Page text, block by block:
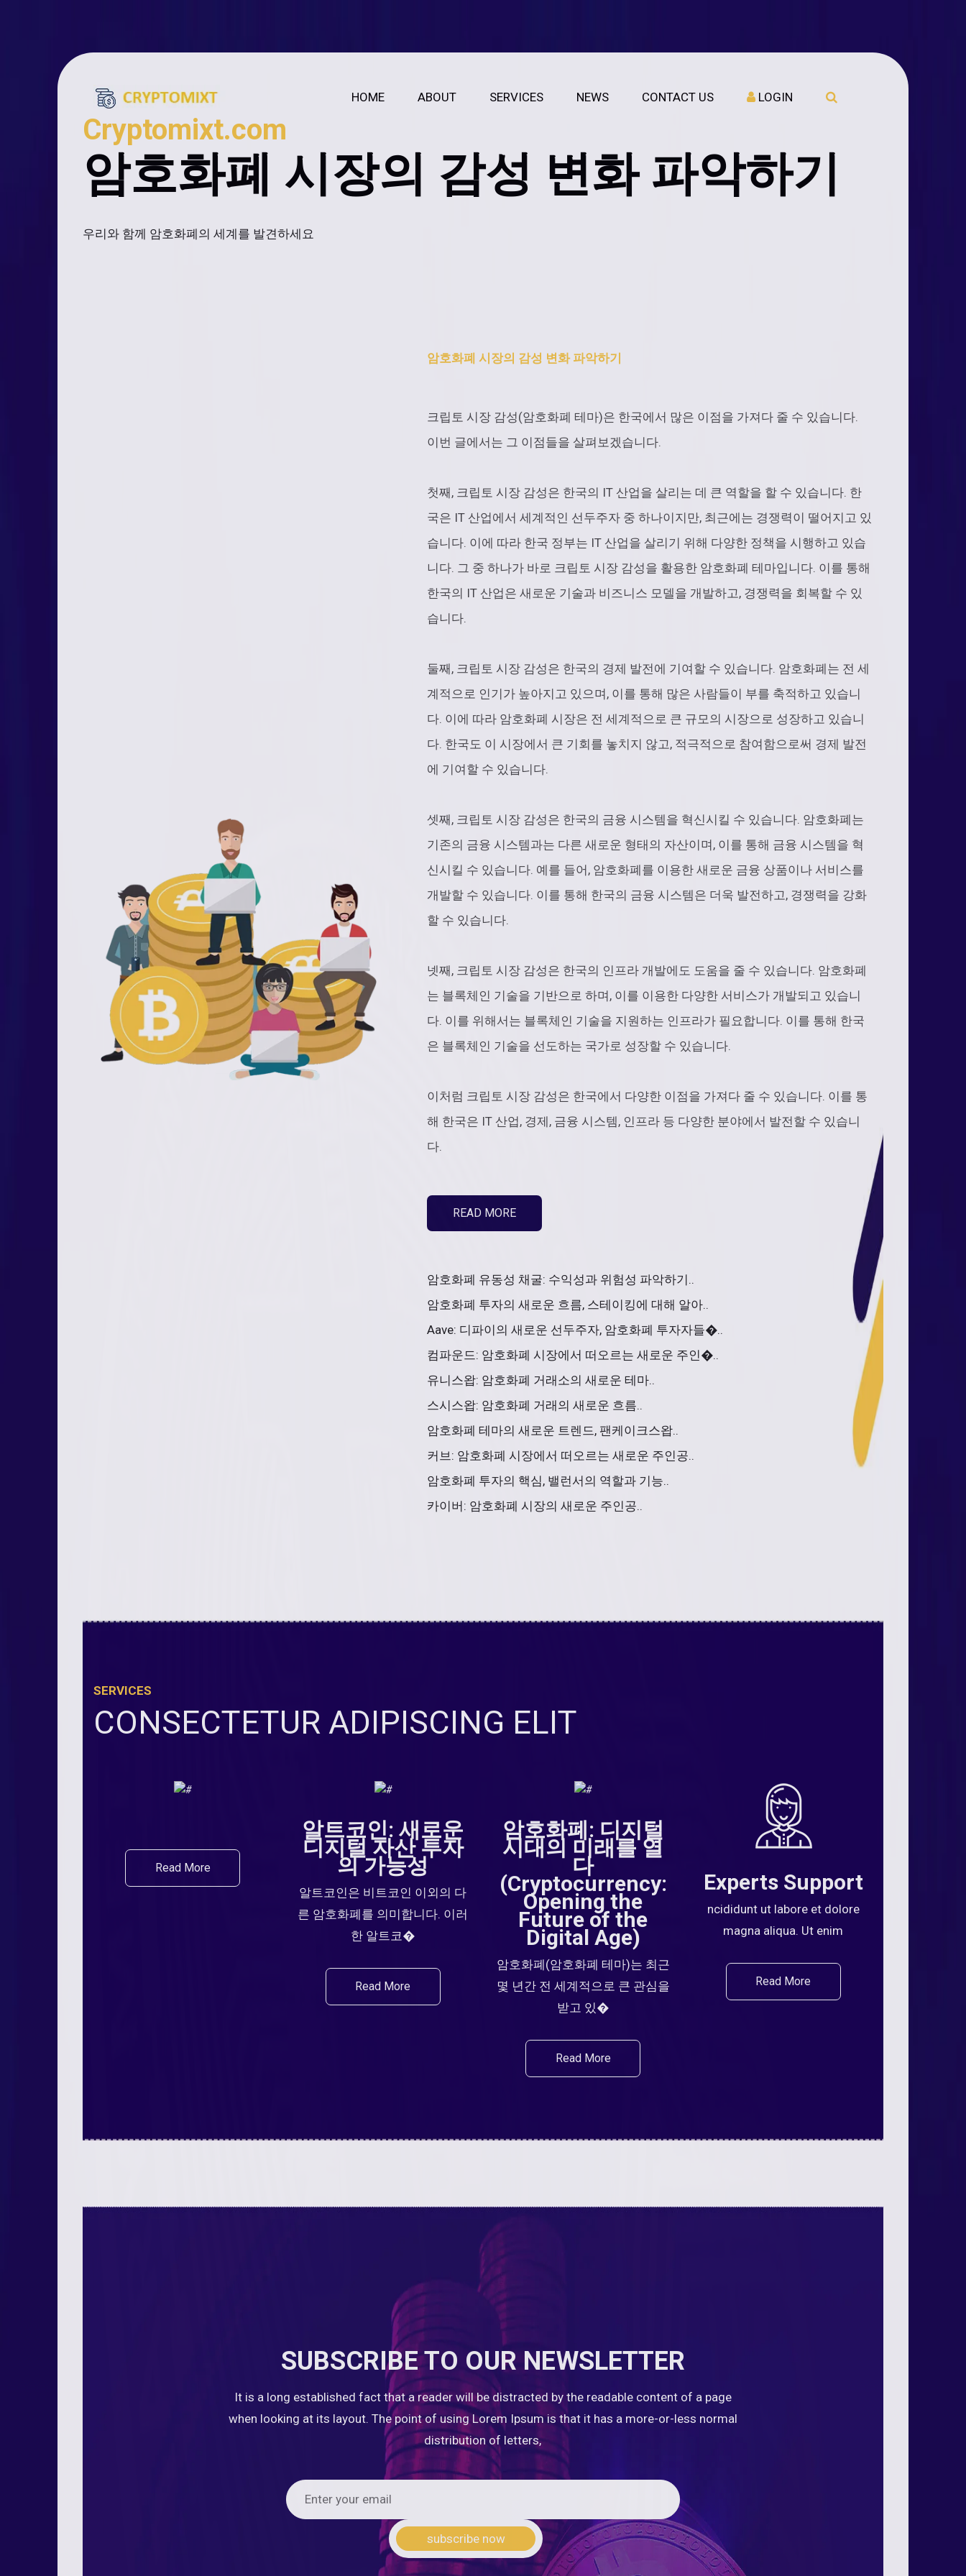
HOME ABOUT SERVICES NEWS CONTACT US LOGIN
Cryptomixt.com
암호화폐 시장의 감성 변화 파악하기
우리와 함께 암호화폐의 세계를 발견하세요
암호화폐 시장의 감성 변화 파악하기
크립토 시장 감성(암호화폐 테마)은 한국에서 많은 이점을 가져다 줄 수 있습니다.
이번 글에서는 그 이점들을 살펴보겠습니다.
첫째, 크립토 시장 감성은 한국의 IT 산업을 살리는 데 큰 역할을 할 수 있습니다. 한
국은 IT 산업에서 세계적인 선두주자 중 하나이지만, 최근에는 경쟁력이 떨어지고 있
습니다. 이에 따라 한국 정부는 IT 산업을 살리기 위해 다양한 정책을 시행하고 있습
니다. 그 중 하나가 바로 크립토 시장 감성을 활용한 암호화폐 테마입니다. 이를 통해
한국의 IT 산업은 새로운 기술과 비즈니스 모델을 개발하고, 경쟁력을 회복할 수 있
습니다.
둘째, 크립토 시장 감성은 한국의 경제 발전에 기여할 수 있습니다. 암호화폐는 전 세
계적으로 인기가 높아지고 있으며, 이를 통해 많은 사람들이 부를 축적하고 있습니
다. 이에 따라 암호화폐 시장은 전 세계적으로 큰 규모의 시장으로 성장하고 있습니
다. 한국도 이 시장에서 큰 기회를 놓치지 않고, 적극적으로 참여함으로써 경제 발전
에 기여할 수 있습니다.
셋째, 크립토 시장 감성은 한국의 금융 시스템을 혁신시킬 수 있습니다. 암호화폐는
기존의 금융 시스템과는 다른 새로운 형태의 자산이며, 이를 통해 금융 시스템을 혁
신시킬 수 있습니다. 예를 들어, 암호화폐를 이용한 새로운 금융 상품이나 서비스를
개발할 수 있습니다. 이를 통해 한국의 금융 시스템은 더욱 발전하고, 경쟁력을 강화
할 수 있습니다.
넷째, 크립토 시장 감성은 한국의 인프라 개발에도 도움을 줄 수 있습니다. 암호화폐
는 블록체인 기술을 기반으로 하며, 이를 이용한 다양한 서비스가 개발되고 있습니
다. 이를 위해서는 블록체인 기술을 지원하는 인프라가 필요합니다. 이를 통해 한국
은 블록체인 기술을 선도하는 국가로 성장할 수 있습니다.
이처럼 크립토 시장 감성은 한국에서 다양한 이점을 가져다 줄 수 있습니다. 이를 통
해 한국은 IT 산업, 경제, 금융 시스템, 인프라 등 다양한 분야에서 발전할 수 있습니
다.
READ MORE
암호화폐 유동성 채굴: 수익성과 위험성 파악하기..
암호화폐 투자의 새로운 흐름, 스테이킹에 대해 알아..
Aave: 디파이의 새로운 선두주자, 암호화폐 투자자들�..
컴파운드: 암호화폐 시장에서 떠오르는 새로운 주인�..
유니스왑: 암호화폐 거래소의 새로운 테마..
스시스왑: 암호화폐 거래의 새로운 흐름..
암호화폐 테마의 새로운 트렌드, 팬케이크스왑..
커브: 암호화폐 시장에서 떠오르는 새로운 주인공..
암호화폐 투자의 핵심, 밸런서의 역할과 기능..
카이버: 암호화폐 시장의 새로운 주인공..
SERVICES
CONSECTETUR ADIPISCING ELIT
Read More
알트코인: 새로운
디지털 자산 투자
의 가능성
알트코인은 비트코인 이외의 다
른 암호화폐를 의미합니다. 이러
한 알트코�
Read More
암호화폐: 디지털
시대의 미래를 열
다
(Cryptocurrency:
Opening the
Future of the
Digital Age)
암호화폐(암호화폐 테마)는 최근
몇 년간 전 세계적으로 큰 관심을
받고 있�
Read More
Experts Support
ncididunt ut labore et dolore
magna aliqua. Ut enim
Read More
SUBSCRIBE TO OUR NEWSLETTER
It is a long established fact that a reader will be distracted by the readable content of a page
when looking at its layout. The point of using Lorem Ipsum is that it has a more-or-less normal
distribution of letters,
subscribe now